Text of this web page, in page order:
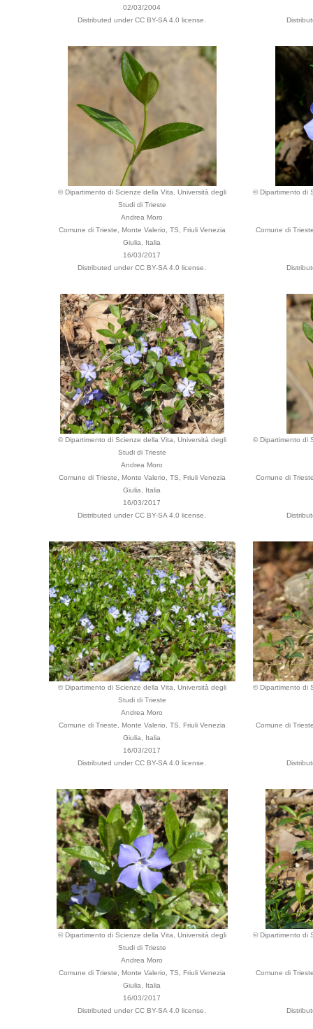
02/03/2004
Distributed under CC BY-SA 4.0 license.
© Dipartimento di Scienze della Vita, Università degli
Studi di Trieste
Andrea Moro
Comune di Trieste, Monte Valerio, TS, Friuli Venezia
Giulia, Italia
16/03/2017
Distributed under CC BY-SA 4.0 license.
© Dipartimento di
Comune di
© Dipartimento di Scienze della Vita, Università degli
Studi di Trieste
Andrea Moro
Comune di Trieste, Monte Valerio, TS, Friuli Venezia
Giulia, Italia
16/03/2017
Distributed under CC BY-SA 4.0 license.
© Dipartimento di
Comune di
© Dipartimento di Scienze della Vita, Università degli
Studi di Trieste
Andrea Moro
Comune di Trieste, Monte Valerio, TS, Friuli Venezia
Giulia, Italia
16/03/2017
Distributed under CC BY-SA 4.0 license.
© Dipartimento di
Comune di
© Dipartimento di Scienze della Vita, Università degli
Studi di Trieste
Andrea Moro
Comune di Trieste, Monte Valerio, TS, Friuli Venezia
Giulia, Italia
16/03/2017
Distributed under CC BY-SA 4.0 license.
© Dipartimento di
Comune di